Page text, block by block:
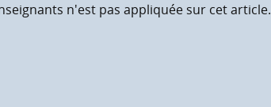
n'est pas appliquée sur cet article.